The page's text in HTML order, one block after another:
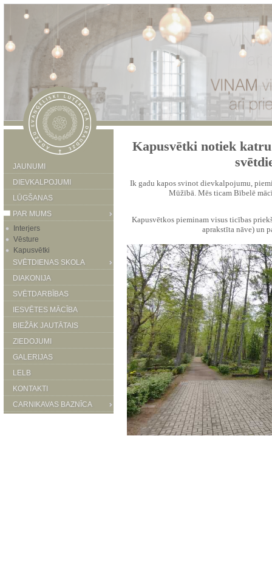
JAUNUMI
DIEVKALPOJUMI
LŪGŠANAS
PAR MUMS
Interjers
Vēsture
Kapusvētki
SVĒTDIENAS SKOLA
DIAKONIJA
SVĒTDARBĪBAS
IESVĒTES MĀCĪBA
BIEŽĀK JAUTĀTAIS
ZIEDOJUMI
GALERIJAS
LELB
KONTAKTI
CARNIKAVAS BAZNĪCA
Kapusvētki notiek
Ik gadu kapos svinot dievkalpojumu,
Mūžībā. Mēs ticam Bībelē
Kapusvētkos pieminam visus ticības
aprakstīta nāve) un